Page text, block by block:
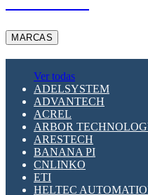
MARCAS
Ver todas
ADELSYSTEM
ADVANTECH
ACREL
ARBOR
ARESTECH
BANANA PI
CNLINKO
ETI
HELTEC